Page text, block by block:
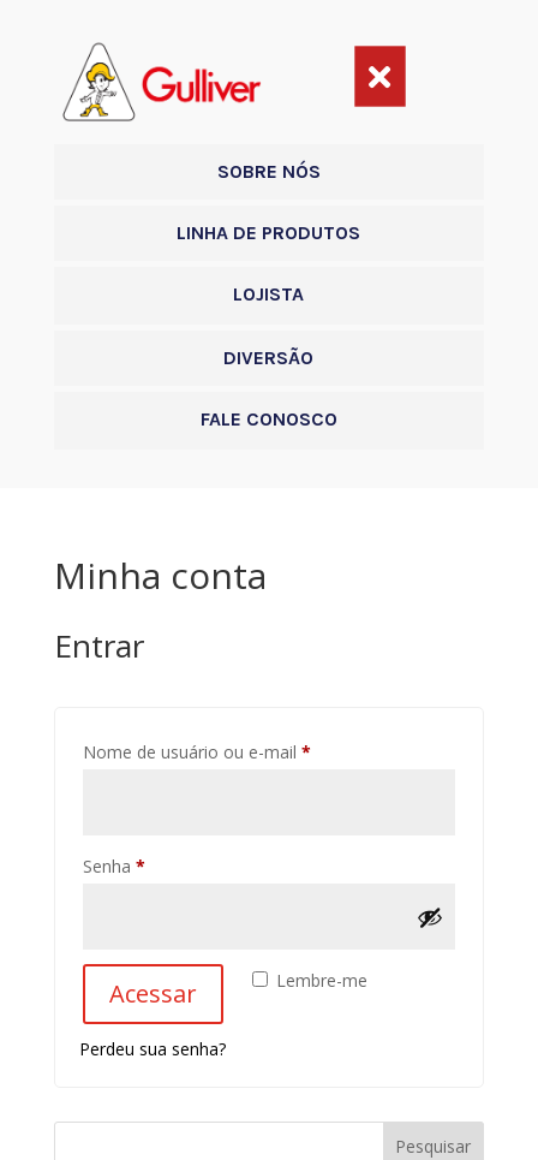

SOBRE NÓS
LINHA DE PRODUTOS
LOJISTA
DIVERSÃO
FALE CONOSCO
Minha conta
Entrar
Nome de usuário ou e-mail *Obrigatório
Senha *Obrigatório
Lembre-me
Acessar
Perdeu sua senha?
Pesquisar